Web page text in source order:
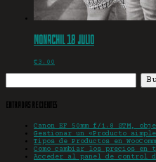
Monachil 18 julio
€3.00
Buscar:
Entradas recientes
Canon EF 50mm f/1.8 STM,
Gestionar un «Producto
Tipos de Productos en
Como cambiar los precios
Acceder al panel de control